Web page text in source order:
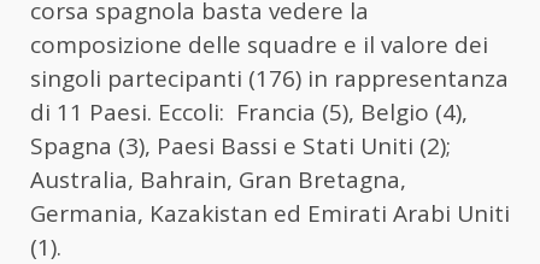
corsa spagnola basta vedere la
composizione delle squadre e il valore dei
singoli partecipanti (176) in rappresentanza
di 11 Paesi. Eccoli: Francia (5), Belgio (4),
Spagna (3), Paesi Bassi e Stati Uniti (2);
Australia, Bahrain, Gran Bretagna,
Germania, Kazakistan ed Emirati Arabi Uniti
(1).